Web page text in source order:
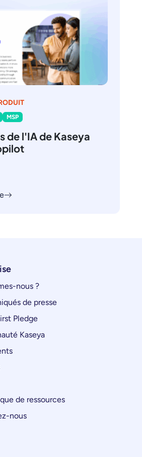
MSP
de l'IA de Kaseya
nous ?
de presse
Pledge
Kaseya
de ressources
nous